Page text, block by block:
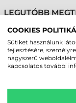
LEGUTÓBB
DATALOGIC
800I
COOKIES
Sütiket használunk
fejlesztésére,
nagyszerű
kapcsolatos további